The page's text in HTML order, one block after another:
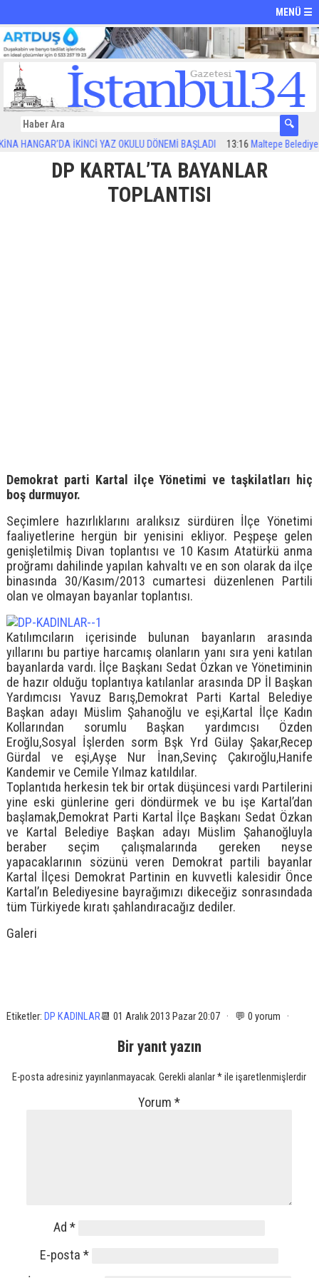
MENÜ ☰
İKİNCİ YAZ OKULU DÖNEMİ BAŞLADI 13:16 Maltepe Belediyesi
DP KARTAL’TA BAYANLAR
TOPLANTISI
Demokrat parti Kartal ilçe Yönetimi ve taşkilatları hiç
boş durmuyor.
Seçimlere hazırlıklarını aralıksız sürdüren İlçe Yönetimi
faaliyetlerine hergün bir yenisini ekliyor. Peşpeşe gelen
genişletilmiş Divan toplantısı ve 10 Kasım Atatürkü anma
proğramı dahilinde yapılan kahvaltı ve en son olarak da ilçe
binasında 30/Kasım/2013 cumartesi düzenlenen Partili
olan ve olmayan bayanlar toplantısı.
Katılımcıların içerisinde bulunan bayanların arasında
yıllarını bu partiye harcamış olanların yanı sıra yeni katılan
bayanlarda vardı. İlçe Başkanı Sedat Özkan ve Yönetiminin
de hazır olduğu toplantıya katılanlar arasında DP İl Başkan
Yardımcısı Yavuz Barış,Demokrat Parti Kartal Belediye
Başkan adayı Müslim Şahanoğlu ve eşi,Kartal İlçe Kadın
Kollarından sorumlu Başkan yardımcısı Özden
Eroğlu,Sosyal İşlerden sorm Bşk Yrd Gülay Şakar,Recep
Gürdal ve eşi,Ayşe Nur İnan,Sevinç Çakıroğlu,Hanife
Kandemir ve Cemile Yılmaz katıldılar.
Toplantıda herkesin tek bir ortak düşüncesi vardı Partilerini
yine eski günlerine geri döndürmek ve bu işe Kartal’dan
başlamak,Demokrat Parti Kartal İlçe Başkanı Sedat Özkan
ve Kartal Belediye Başkan adayı Müslim Şahanoğluyla
beraber seçim çalışmalarında gereken neyse
yapacaklarının sözünü veren Demokrat partili bayanlar
Kartal İlçesi Demokrat Partinin en kuvvetli kalesidir Önce
Kartal’ın Belediyesine bayrağımızı dikeceğiz sonrasındada
tüm Türkiyede kıratı şahlandıracağız dediler.
Galeri
Etiketler: DP KADINLAR📆 01 Aralık 2013 Pazar 20:07 · 💬 0 yorum ·
Bir yanıt yazın
E-posta adresiniz yayınlanmayacak. Gerekli alanlar*ile işaretlenmişlerdir
Yorum*
Ad*
E-posta*